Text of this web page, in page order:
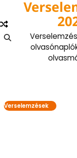
content
Verselemzések